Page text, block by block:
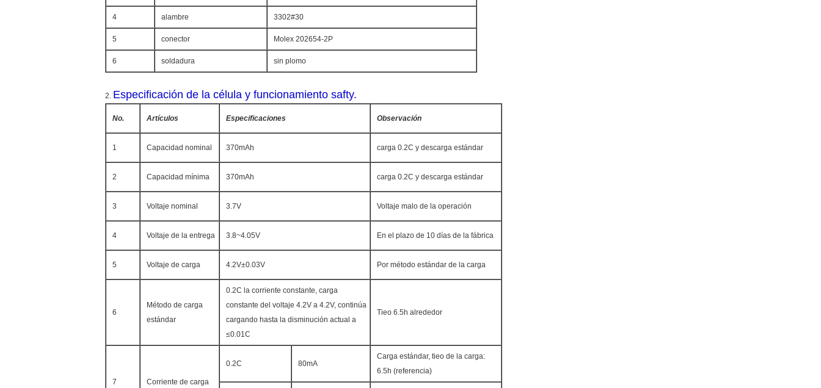
4 alambre 3302#30
5 conector Molex 202654-2P
6 soldadura sin plomo
2. Especificación de la célula y funcionamiento safty.
No. Artículos Especificaciones Observación
1 Capacidad nominal 370mAh carga 0.2C y descarga estándar
2 Capacidad mínima 370mAh carga 0.2C y descarga estándar
3 Voltaje nominal 3.7V Voltaje malo de la operación
4 Voltaje de la entrega 3.8~4.05V En el plazo de 10 días de la fábrica
5 Voltaje de carga 4.2V±0.03V Por método estándar de la carga
6
Método de carga
estándar
0.2C la corriente constante, carga
constante del voltaje 4.2V a 4.2V, continúa
cargando hasta la disminución actual a
≤0.01C
Tieo 6.5h alrededor
7 Corriente de carga
0.2C 80mA
Carga estándar, tieo de la carga:
6.5h (referencia)